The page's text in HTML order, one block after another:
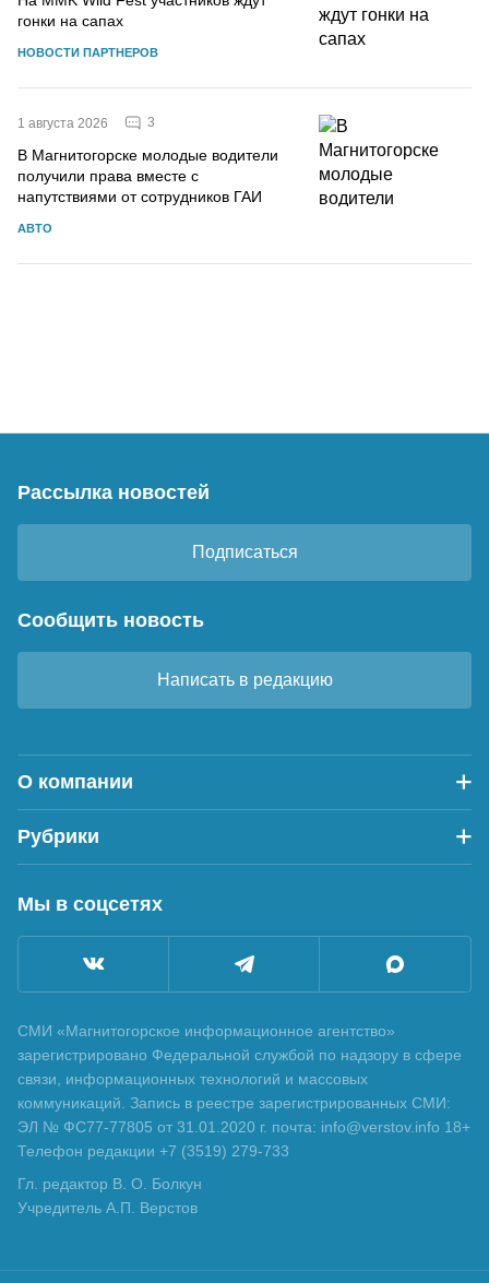
гонки на сапах
НОВОСТИ ПАРТНЕРОВ
1 августа 2026 3
В Магнитогорске молодые водители
получили права вместе с
напутствиями от сотрудников ГАИ
АВТО
Рассылка новостей
Подписаться
Сообщить новость
Написать в редакцию
О компании
Рубрики
Мы в соцсетях
СМИ «Магнитогорское информационное агентство»
зарегистрировано Федеральной службой по надзору в сфере
связи, информационных технологий и массовых
коммуникаций. Запись в реестре зарегистрированных СМИ:
ЭЛ № ФС77-77805 от 31.01.2020 г. почта: info@verstov.info 18+
Телефон редакции +7 (3519) 279-733
Гл. редактор В. О. Болкун
Учредитель А.П. Верстов